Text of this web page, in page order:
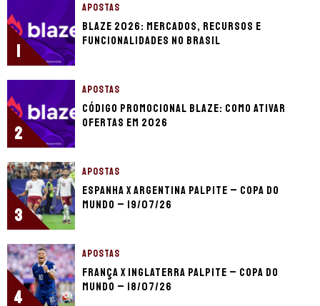
1
APOSTAS
Blaze 2026: mercados, recursos e
funcionalidades no Brasil
2
APOSTAS
Código promocional Blaze: como ativar
ofertas em 2026
3
APOSTAS
Espanha x Argentina palpite – Copa do
Mundo – 19/07/26
4
APOSTAS
França x Inglaterra palpite – Copa do
Mundo – 18/07/26